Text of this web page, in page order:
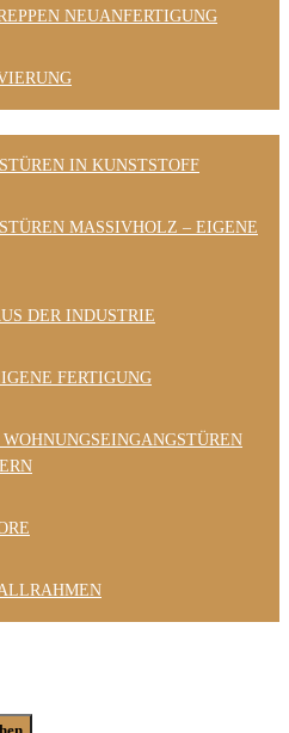
NEUANFERTIGUNG
IN KUNSTSTOFF
MASSIVHOLZ – EIGENE
DER INDUSTRIE
FERTIGUNG